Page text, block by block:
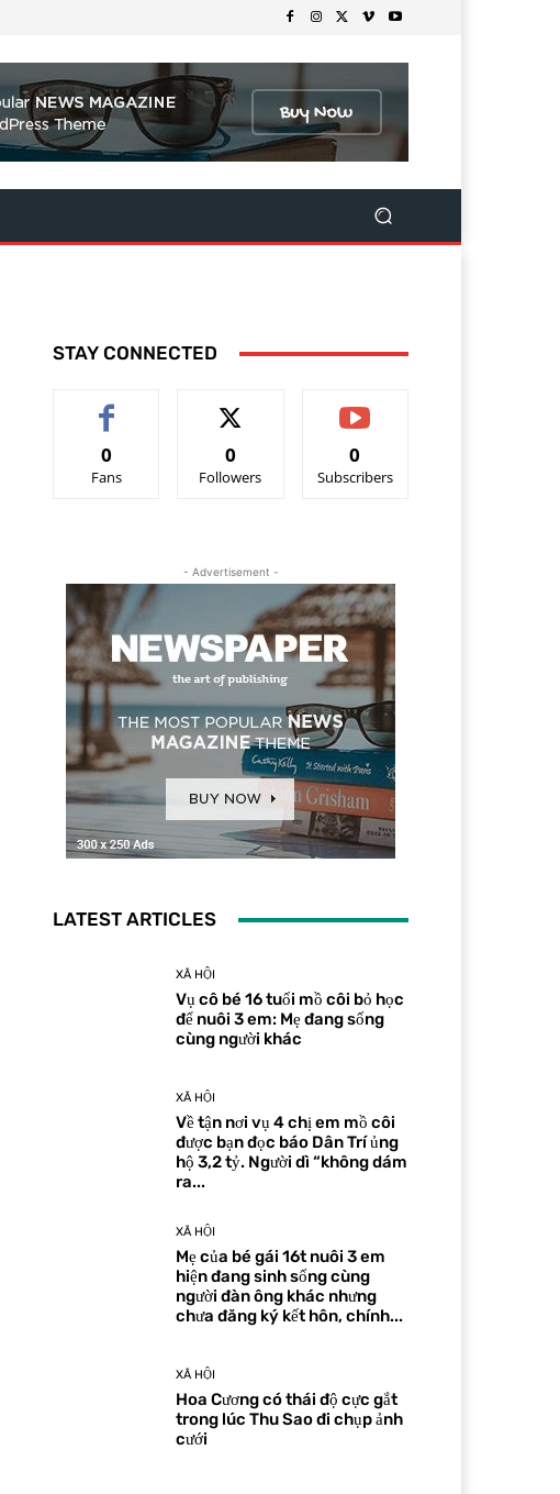
STAY CONNECTED
0
Fans
0
Followers
0
Subscribers
- Advertisement -
LATEST ARTICLES
XÃ HỘI
Vụ cô bé 16 tuổi mồ côi bỏ học
để nuôi 3 em: Mẹ đang sống
cùng người khác
XÃ HỘI
Về tận nơi vụ 4 chị em mồ côi
được bạn đọc báo Dân Trí ủng
hộ 3,2 tỷ. Người dì “không dám
ra...
XÃ HỘI
Mẹ của bé gái 16t nuôi 3 em
hiện đang sinh sống cùng
người đàn ông khác nhưng
chưa đăng ký kết hôn, chính...
XÃ HỘI
Hoa Cương có thái độ cực gắt
trong lúc Thu Sao đi chụp ảnh
cưới